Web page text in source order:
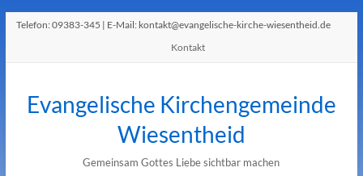
Telefon:09383-345 | E-Mail: kontakt@evangelische-kirche-wiesentheid.de
Kontakt
Evangelische Kirchengemeinde
Wiesentheid
Gemeinsam Gottes Liebe sichtbar machen